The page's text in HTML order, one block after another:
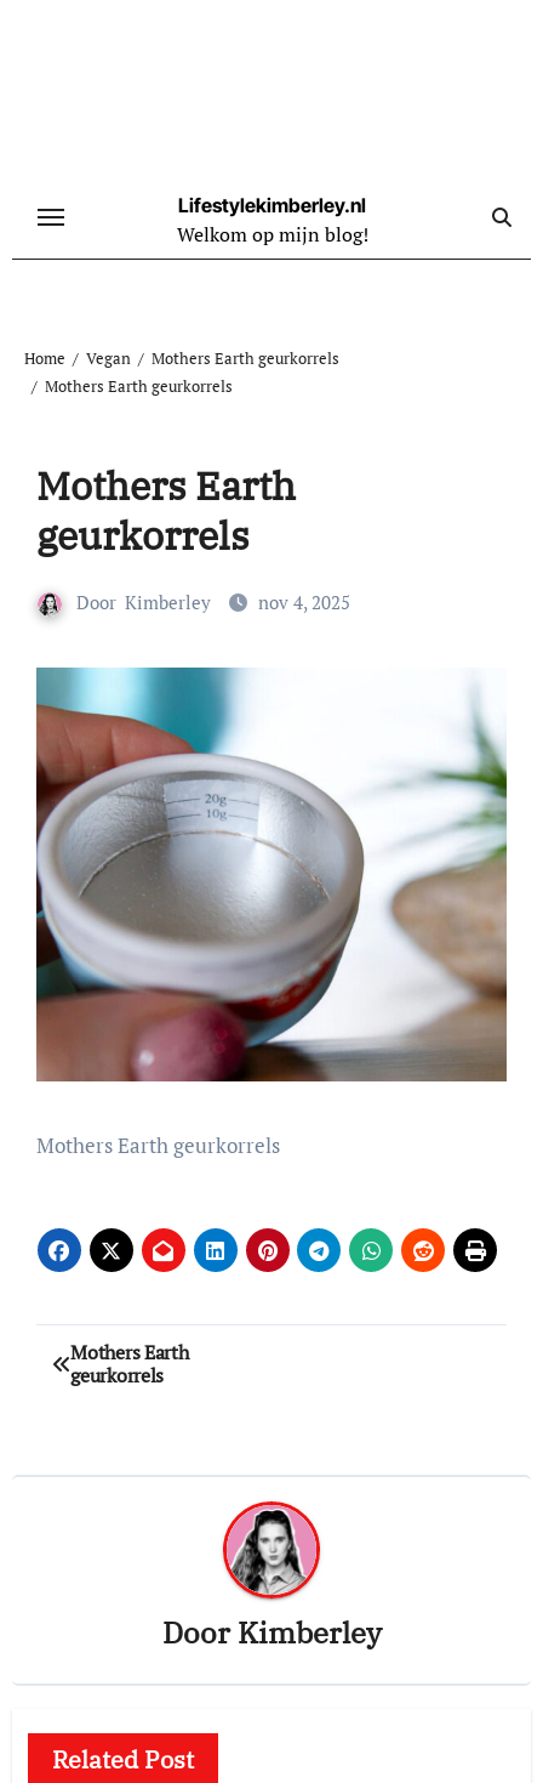
Lifestylekimberley.nl
Welkom op mijn blog!
Home Vegan
Mothers Earth geurkorrels
Mothers Earth geurkorrels
Mothers Earth
geurkorrels
Door Kimberley nov 4, 2025
Mothers Earth geurkorrels
Bericht
navigatie
Mothers Earth
geurkorrels
DoorKimberley
Related Post